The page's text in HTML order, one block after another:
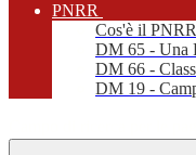
PNRR
Cos'è il PNRR
DM 65 - Una
DM 66 -
DM 19 -